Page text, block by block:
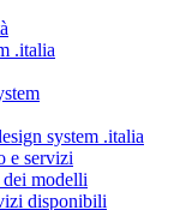
.italia
system .italia
e servizi
modelli
disponibili